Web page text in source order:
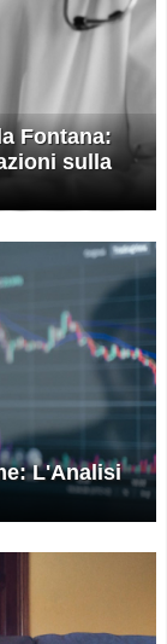
Fontana:
sulla
L'Analisi